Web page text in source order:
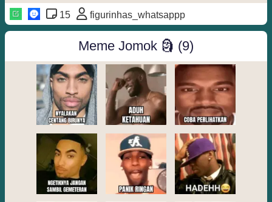
15 figurinhas_whatsappp
Meme Jomok 🗿 (9)